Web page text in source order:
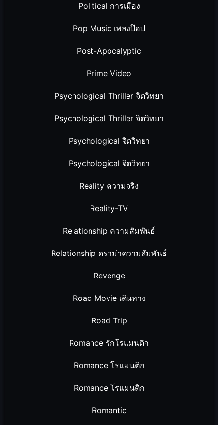
Political การเมือง
Pop Music เพลงป๊อป
Post-Apocalyptic
Prime Video
Psychological Thriller จิตวิทยา
Psychological Thriller จิตวิทยา
Psychological จิตวิทยา
Psychological จิตวิทยา
Reality ความจริง
Reality-TV
Relationship ความสัมพันธ์
Relationship ดราม่าความสัมพันธ์
Revenge
Road Movie เดินทาง
Road Trip
Romance รักโรแมนติก
Romance โรแมนติก
Romance โรแมนติก
Romantic